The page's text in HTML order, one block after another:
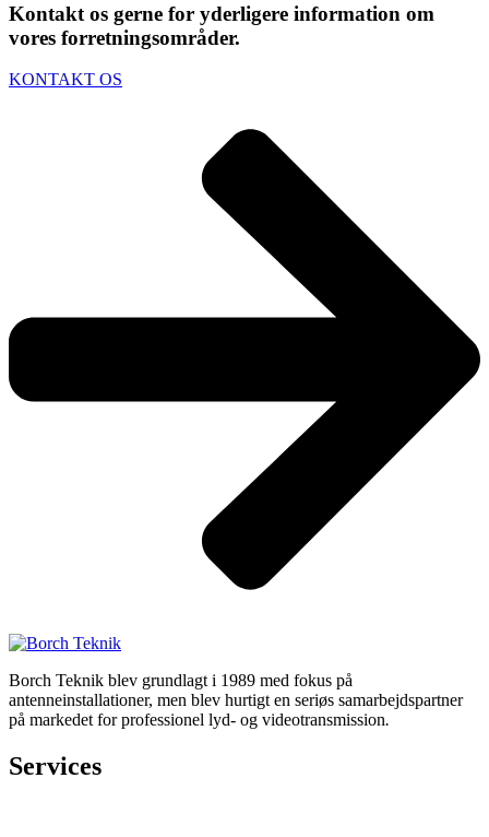
Kontakt os gerne for yderligere information om
vores forretningsområder.
KONTAKT OS
Borch Teknik blev grundlagt i 1989 med fokus på
antenneinstallationer, men blev hurtigt en seriøs samarbejdspartner
på markedet for professionel lyd- og videotransmission.
Services